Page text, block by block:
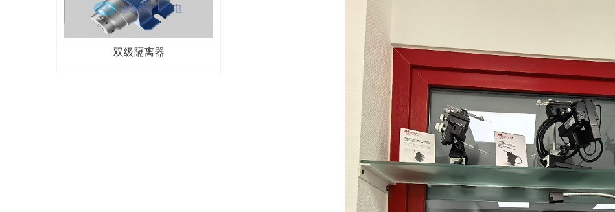
双级隔离器